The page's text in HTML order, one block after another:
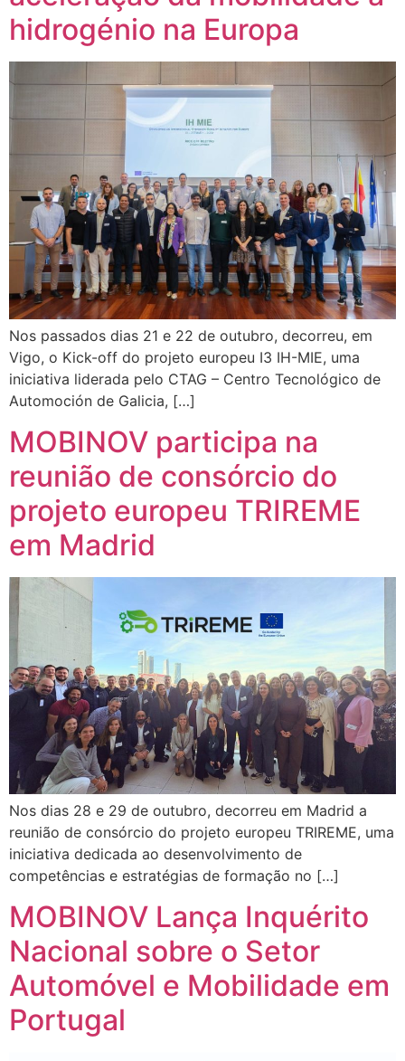
hidrogénio na Europa
Nos passados dias 21 e 22 de outubro, decorreu, em
Vigo, o Kick-off do projeto europeu I3 IH-MIE, uma
iniciativa liderada pelo CTAG – Centro Tecnológico de
Automoción de Galicia, […]
MOBINOV participa na
reunião de consórcio do
projeto europeu TRIREME
em Madrid
Nos dias 28 e 29 de outubro, decorreu em Madrid a
reunião de consórcio do projeto europeu TRIREME, uma
iniciativa dedicada ao desenvolvimento de
competências e estratégias de formação no […]
MOBINOV Lança Inquérito
Nacional sobre o Setor
Automóvel e Mobilidade em
Portugal